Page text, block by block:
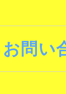
問い